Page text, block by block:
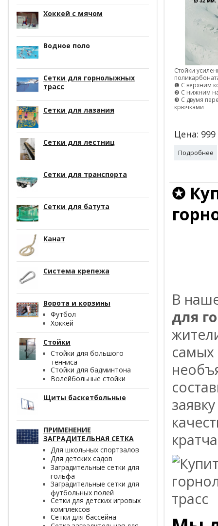
Хоккей с мячом
Водное поло
Сетки для горнолыжных
трасс
Сетки для лазания
Сетки для лестниц
Сетки для транспорта
Сетки для батута
Канат
Система крепежа
Ворота и корзины
Футбол
Хоккей
Стойки
Стойки для большого
тенниса
Стойки для бадминтона
Волейбольные стойки
Щиты баскетбольные
ПРИМЕНЕНИЕ
ЗАГРАДИТЕЛЬНАЯ СЕТКА
Для школьных спортзалов
Для детских садов
Заградительные сетки для
гольфа
Заградительные сетки для
футбольных полей
Сетки для детских игровых
комплексов
Сетки для бассейна
Стойки
❶ С верхним
❷ C нижним
❸ C двумя
крючками
Цена: 999
Подробнее
✪
B
для
caмых